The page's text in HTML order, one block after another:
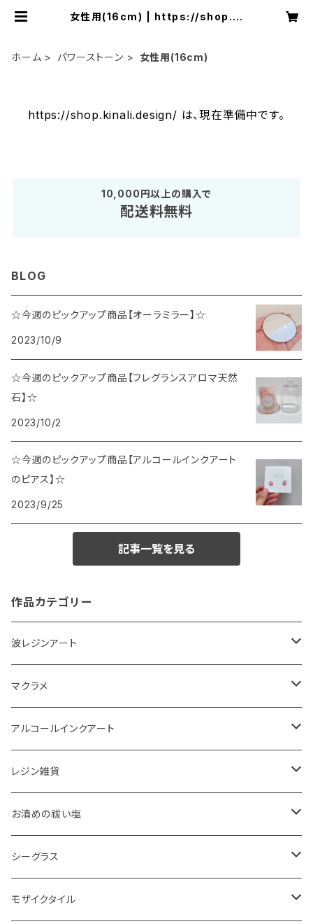
女性用(16cm) | https://shop.ki
ホーム パワーストーン 女性用(16cm)
https://shop.kinali.design/ は、現在準備中です。
10,000円以上の購入で
配送料無料
BLOG
☆今週のピックアップ商品【オーラミラー】☆
2023/10/9
☆今週のピックアップ商品【フレグランスアロマ天然
石】☆
2023/10/2
☆今週のピックアップ商品【アルコールインクアート
のピアス】☆
2023/9/25
記事一覧を見る
作品カテゴリー
波レジンアート
コースター
アクセサリートレイ
ペーパーウェイト
体験教室
ボード
マクラメ
ピアス
キーホルダー
タペストリー
ハンギング
コースター
アルコールインクアート
アクセサリートレイ
スマホケース
インテリア
体験教室
レジン雑貨
ピアス
ヘアゴム
キーホルダー
お清めの祓い塩
20220326 天赦塩
20220610 天赦塩
シーグラス
ピアス
モザイクタイル